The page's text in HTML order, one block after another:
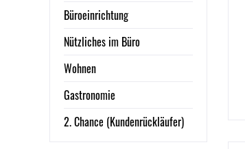
Büroeinrichtung
Nützliches im Büro
Wohnen
Gastronomie
2. Chance (Kundenrückläufer)